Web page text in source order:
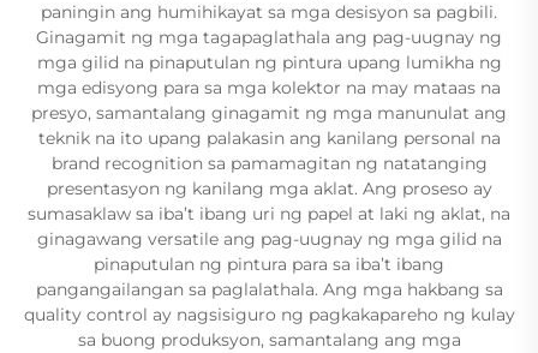
paningin ang humihikayat sa mga desisyon sa pagbili.
Ginagamit ng mga tagapaglathala ang pag-uugnay ng
mga gilid na pinaputulan ng pintura upang lumikha ng
mga edisyong para sa mga kolektor na may mataas na
presyo, samantalang ginagamit ng mga manunulat ang
teknik na ito upang palakasin ang kanilang personal na
brand recognition sa pamamagitan ng natatanging
presentasyon ng kanilang mga aklat. Ang proseso ay
sumasaklaw sa iba’t ibang uri ng papel at laki ng aklat, na
ginagawang versatile ang pag-uugnay ng mga gilid na
pinaputulan ng pintura para sa iba’t ibang
pangangailangan sa paglalathala. Ang mga hakbang sa
quality control ay nagsisiguro ng pagkakapareho ng kulay
sa buong produksyon, samantalang ang mga